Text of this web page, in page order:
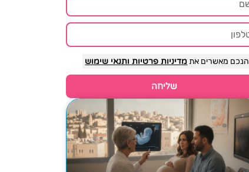
הנכם מאשרים אתמדיניות פרטיות ותנאי שימוש
שליחה